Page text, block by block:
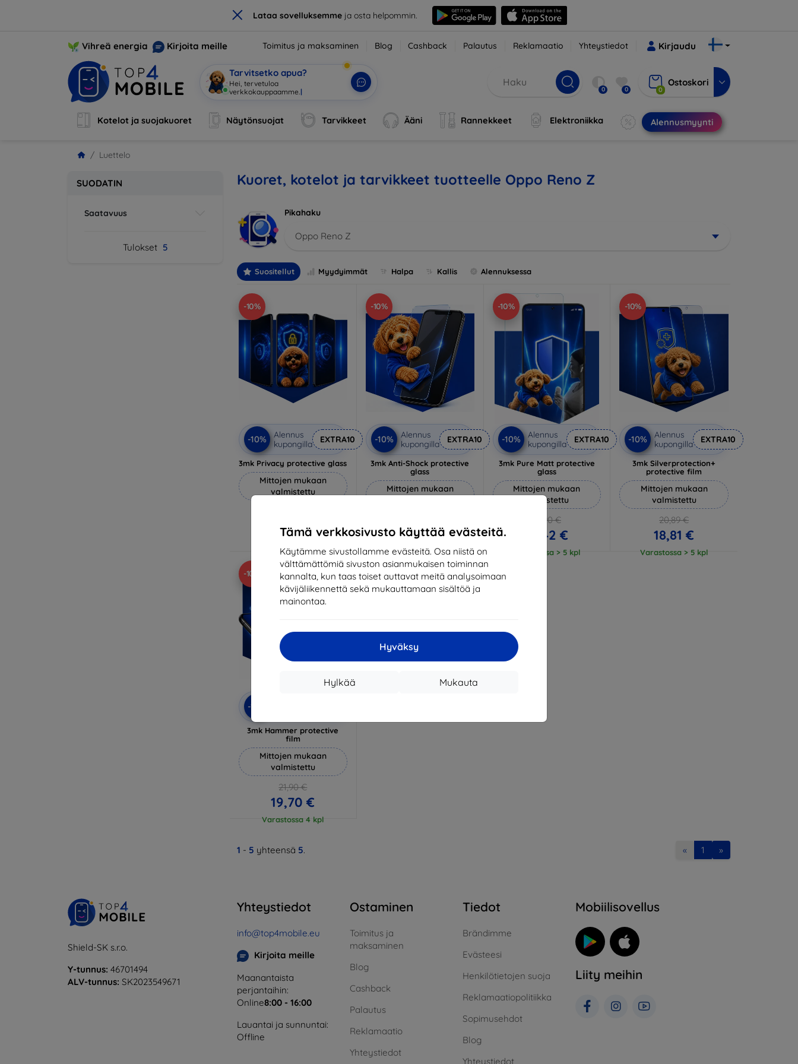
× Lataa sovelluksemmeja osta helpommin.
Tämä verkkosivusto käyttää evästeitä.
Käytämme sivustollamme evästeitä. Osa niistä on
välttämättömiä sivuston asianmukaisen toiminnan
kannalta, kun taas toiset auttavat meitä analysoimaan
kävijäliikennettä sekä mukauttamaan sisältöä ja
mainontaa.
Hyväksy
Mukauta
Hylkää
Vihreä energia Kirjoita meille Toimitus ja maksaminen Blog Cashback Palautus Reklamaatio Yhteystiedot Kirjaudu
Tarvitsetko apua?
Hei, tervetuloa
verkkokauppaamme. | 0 0 0
Ostoskori
Kotelot ja suojakuoret Näytönsuojat Tarvikkeet Ääni Rannekkeet Elektroniikka Alennusmyynti
Luettelo
SUODATIN
Saatavuus
Tulokset 5
Kuoret, kotelot ja tarvikkeet tuotteelle Oppo Reno Z
Pikahaku
Oppo Reno Z
Suositellut Myydyimmät Halpa Kallis Alennuksessa
-10%
-10%
Alennus
kupongilla
EXTRA10
3mk Privacy protective glass
Mittojen mukaan
valmistettu
20,61 €
-10%
-10%
Alennus
kupongilla
EXTRA10
3mk Anti-Shock protective
glass
Mittojen mukaan
17,01 €
Varastossa > 5 kpl
-10%
-10%
Alennus
kupongilla
EXTRA10
3mk Pure Matt protective
glass
Mittojen mukaan
valmistettu
14,90 €
13,42 €
Varastossa > 5 kpl
-10%
-10%
Alennus
kupongilla
EXTRA10
3mk Silverprotection+
protective film
Mittojen mukaan
valmistettu
20,89 €
18,81 €
Varastossa > 5 kpl
-10%
-10%
3mk Hammer protective
film
Mittojen mukaan
valmistettu
21,90 €
19,70 €
Varastossa 4 kpl
1 - 5 yhteensä 5. « 1 »
Shield-SK s.r.o.
Y-tunnus: 46701494
ALV-tunnus: SK2023549671
Yhteystiedot
info@top4mobile.eu
Kirjoita meille
Maanantaista
perjantaihin:
Online8:00 - 16:00
Lauantai ja sunnuntai:
Offline
Ostaminen
Toimitus ja
maksaminen
Blog
Cashback
Palautus
Reklamaatio
Yhteystiedot
Tiedot
Brändimme
Evästeesi
Henkilötietojen suoja
Reklamaatiopolitiikka
Sopimusehdot
Blog
Yhteystiedot
Mobiilisovellus
Liity meihin